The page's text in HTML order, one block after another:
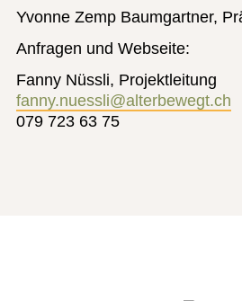
Yvonne Zemp Baumgartner,
Anfragen und Webseite:
Fanny Nüssli, Projektleitung
fanny.nuessli@alterbewegt.ch
079 723 63 75